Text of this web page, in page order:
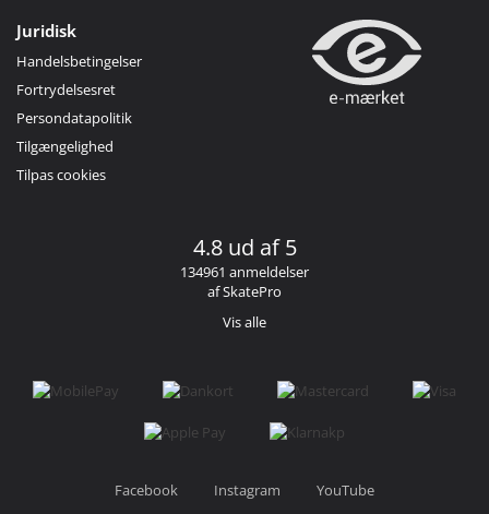
Juridisk
Handelsbetingelser
Fortrydelsesret
Persondatapolitik
Tilgængelighed
Tilpas cookies
4.8 ud af 5
134961 anmeldelser
af SkatePro
Vis alle
Facebook Instagram YouTube